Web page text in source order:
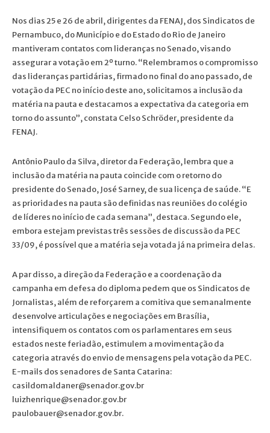
Nos dias 25 e 26 de abril, dirigentes da FENAJ, dos Sindicatos de
Pernambuco, do Município e do Estado do Rio de Janeiro
mantiveram contatos com lideranças no Senado, visando
assegurar a votação em 2º turno. “Relembramos o compromisso
das lideranças partidárias, firmado no final do ano passado, de
votação da PEC no início deste ano, solicitamos a inclusão da
matéria na pauta e destacamos a expectativa da categoria em
torno do assunto”, constata Celso Schröder, presidente da
FENAJ.
Antônio Paulo da Silva, diretor da Federação, lembra que a
inclusão da matéria na pauta coincide com o retorno do
presidente do Senado, José Sarney, de sua licença de saúde. “E
as prioridades na pauta são definidas nas reuniões do colégio
de líderes no início de cada semana”, destaca. Segundo ele,
embora estejam previstas três sessões de discussão da PEC
33/09, é possível que a matéria seja votada já na primeira delas.
A par disso, a direção da Federação e a coordenação da
campanha em defesa do diploma pedem que os Sindicatos de
Jornalistas, além de reforçarem a comitiva que semanalmente
desenvolve articulações e negociações em Brasília,
intensifiquem os contatos com os parlamentares em seus
estados neste feriadão, estimulem a movimentação da
categoria através do envio de mensagens pela votação da PEC.
E-mails dos senadores de Santa Catarina:
casildomaldaner@senador.gov.br
luizhenrique@senador.gov.br
paulobauer@senador.gov.br.